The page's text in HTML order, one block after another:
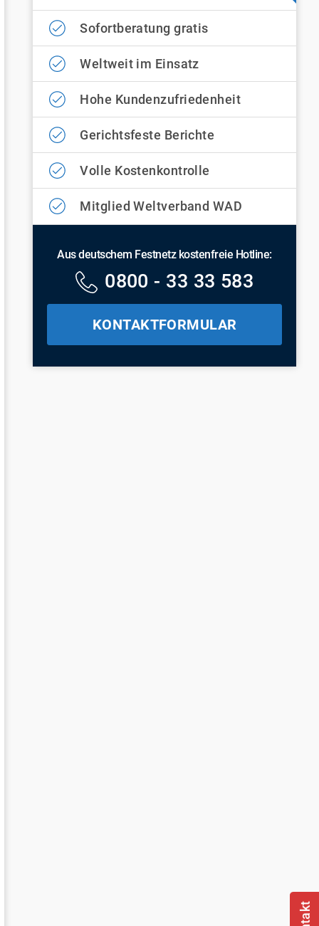
Sofortberatung gratis
Weltweit im Einsatz
Hohe Kundenzufriedenheit
Gerichtsfeste Berichte
Volle Kostenkontrolle
Mitglied Weltverband WAD
Aus deutschem Festnetz kostenfreie Hotline:
0800 - 33 33 583
KONTAKTFORMULAR